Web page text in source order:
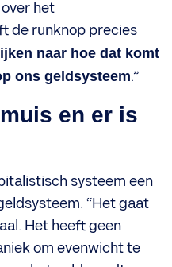
het
de runknop precies
naar hoe dat komt
ons geldsysteem.”
en er is
systeem een
“Het gaat
Het heeft geen
om evenwicht te